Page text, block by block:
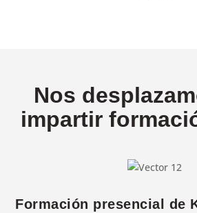
Nos
impartir
Formación presencial de